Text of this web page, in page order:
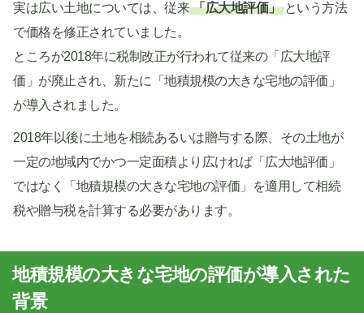
実は広い土地については、従来 「広大地評価」 という方法
で価格を修正されていました。
ところが2018年に税制改正が行われて従来の「広大地評
価」が廃止され、新たに「地積規模の大きな宅地の評価」
が導入されました。
2018年以後に土地を相続あるいは贈与する際、その土地が
一定の地域内でかつ一定面積より広ければ「広大地評価」
ではなく「地積規模の大きな宅地の評価」を適用して相続
税や贈与税を計算する必要があります。
地積規模の大きな宅地の評価が導入された
背景